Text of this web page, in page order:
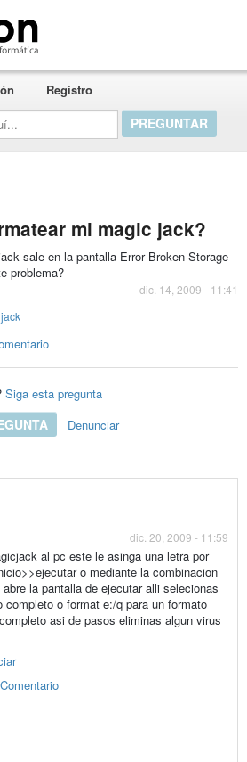
Registro
mi magic jack?
sale en la pantalla Error Broken Storage
problema?
dic. 14, 2009 - 11:41
Siga esta pregunta
Denunciar
dic. 20, 2009 - 11:59
al pc este le asinga una letra por
o mediante la combinacion
la pantalla de ejecutar alli selecionas
completo o format e:/q para un formato
asi de pasos eliminas algun virus